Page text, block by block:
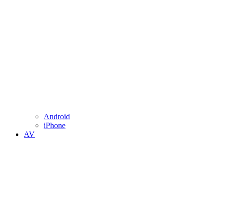
Android
iPhone
AV